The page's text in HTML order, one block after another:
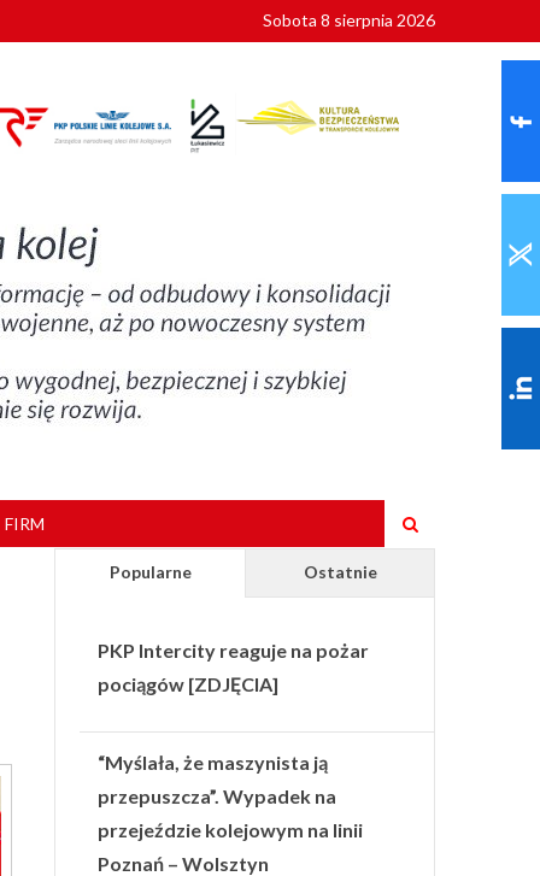
Sobota 8 sierpnia 2026
Popularne Ostatnie
PKP Intercity reaguje na pożar
pociągów [ZDJĘCIA]
“Myślała, że maszynista ją
przepuszcza”. Wypadek na
przejeździe kolejowym na linii
Poznań – Wolsztyn